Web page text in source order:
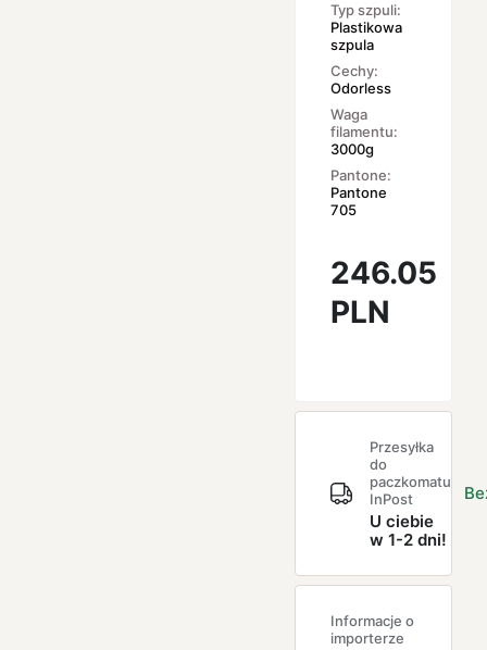
Typ szpuli:
Plastikowa
szpula
Cechy:
Odorless
Waga
filamentu:
3000g
Pantone:
Pantone
705
246.05
PLN
Przesyłka
do
paczkomatu
InPost
U ciebie
w 1-2 dni!
Informacje o
importerze